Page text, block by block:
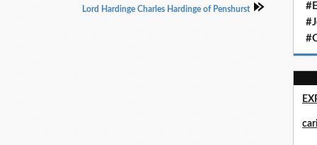
Lord Hardinge Charles Hardinge of Penshurst